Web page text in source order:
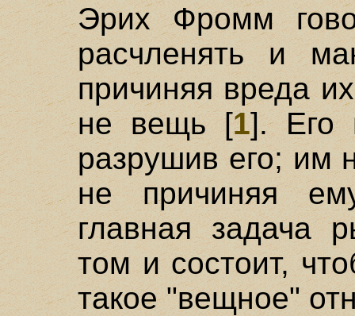
Эрих Фромм
расчленять и
причиняя вреда
не вещь [1]. Его
разрушив его; им
не причиняя
главная задача
том и состоит,
такое "вещное"